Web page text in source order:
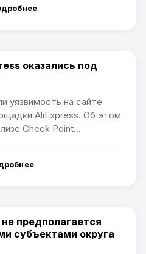
оказались под
уязвимость на сайте
AliExpress. Об этом
Check Point...
предполагается
субъектами округа